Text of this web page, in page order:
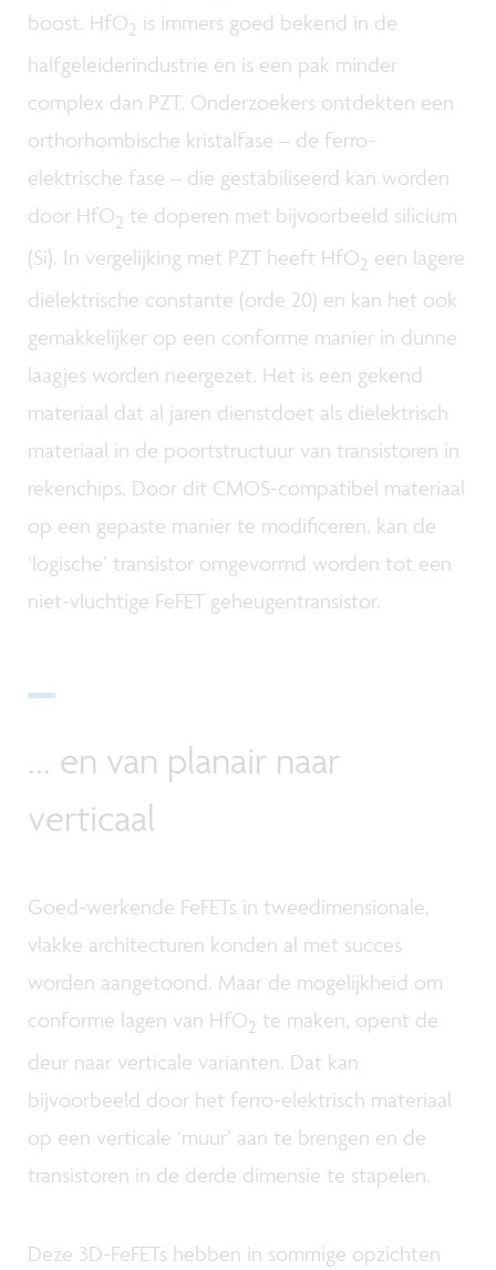
boost. HfO2 is immers goed bekend in de
halfgeleiderindustrie en is een pak minder
complex dan PZT. Onderzoekers ontdekten een
orthorhombische kristalfase – de ferro-
elektrische fase – die gestabiliseerd kan worden
door HfO2 te doperen met bijvoorbeeld silicium
(Si). In vergelijking met PZT heeft HfO2 een lagere
diëlektrische constante (orde 20) en kan het ook
gemakkelijker op een conforme manier in dunne
laagjes worden neergezet. Het is een gekend
materiaal dat al jaren dienstdoet als diëlektrisch
materiaal in de poortstructuur van transistoren in
rekenchips. Door dit CMOS-compatibel materiaal
op een gepaste manier te modificeren, kan de
‘logische’ transistor omgevormd worden tot een
niet-vluchtige FeFET geheugentransistor.
... en van planair naar
verticaal
Goed-werkende FeFETs in tweedimensionale,
vlakke architecturen konden al met succes
worden aangetoond. Maar de mogelijkheid om
conforme lagen van HfO2 te maken, opent de
deur naar verticale varianten. Dat kan
bijvoorbeeld door het ferro-elektrisch materiaal
op een verticale ‘muur’ aan te brengen en de
transistoren in de derde dimensie te stapelen.
Deze 3D-FeFETs hebben in sommige opzichten